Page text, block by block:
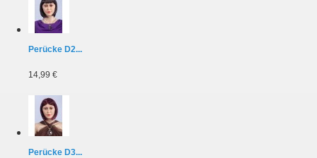
Perücke D2...
14,99 €
Perücke D3...